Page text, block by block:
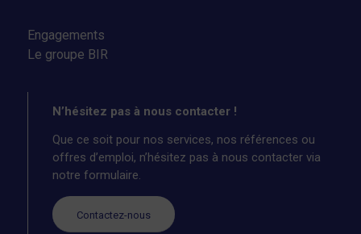
Engagements
Le groupe BIR
N’hésitez pas à nous contacter !
Que ce soit pour nos services, nos références ou
offres d’emploi, n’hésitez pas à nous contacter via
notre formulaire.
Contactez-nous